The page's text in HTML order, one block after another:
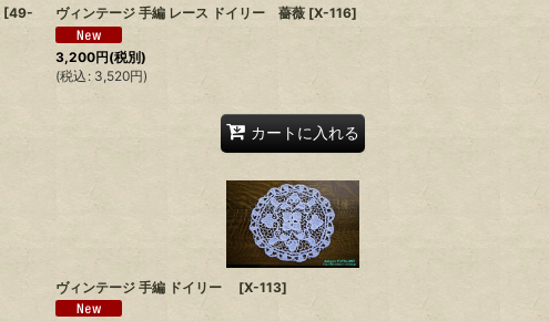
[49-
ヴィンテージ 手編 レース ドイリー 薔薇 [X-116]
3,200円(税別)
(税込 : 3,520円)
カートに入れる
ヴィンテージ 手編 ドイリー [X-113]